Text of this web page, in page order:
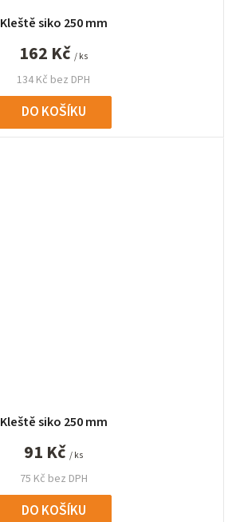
Kleště siko 250 mm
134 Kč bez DPH
162 Kč / ks
DO KOŠÍKU
Kleště siko 250 mm
75 Kč bez DPH
91 Kč / ks
DO KOŠÍKU